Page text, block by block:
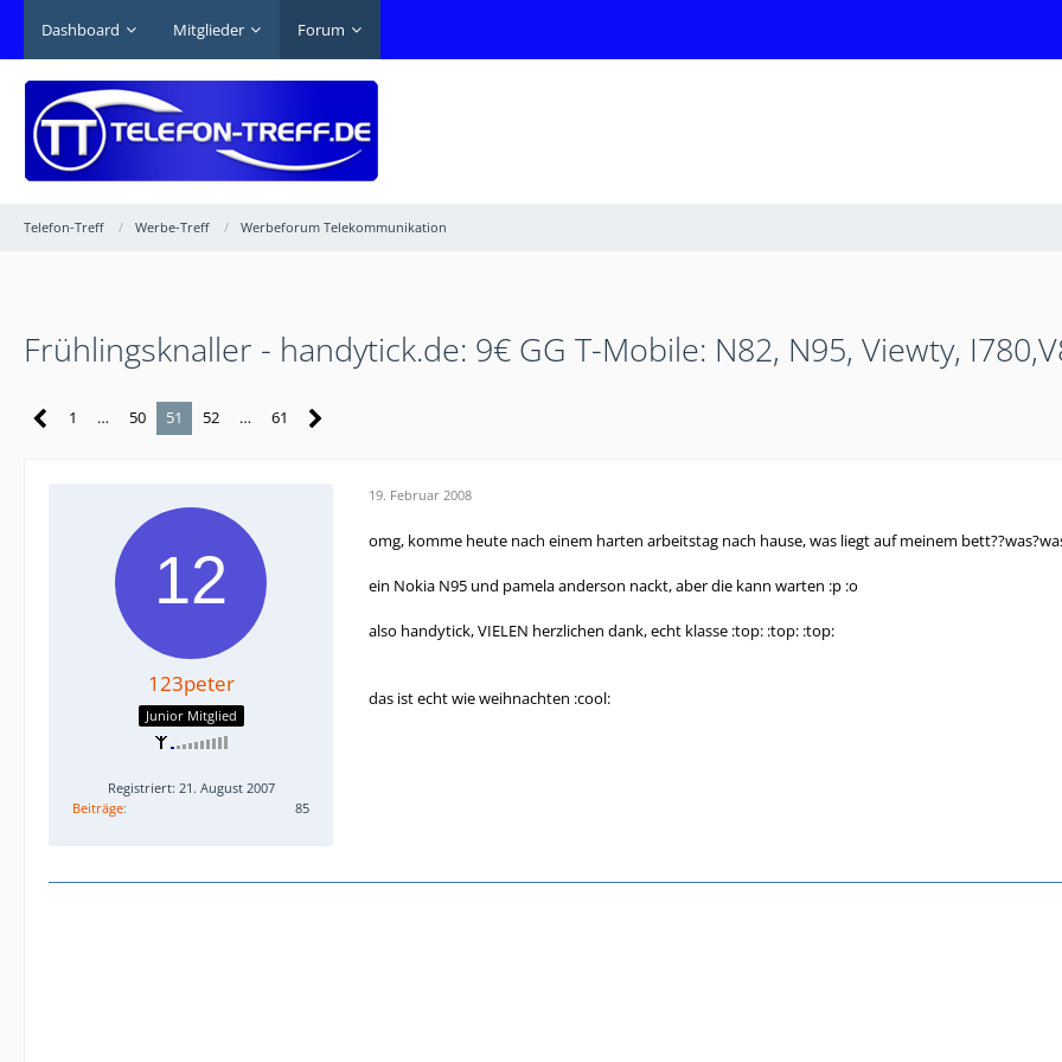
Dashboard Mitglieder Forum
Telefon-Treff Werbe-Treff Werbeforum Telekommunikation
Frühlingsknaller - handytick.de: 9€ GG T-Mobile: N82, N95, Viewty,
1 … 50 51 52 … 61
123peter
Junior Mitglied
Registriert: 21. August 2007
Beiträge
85
19. Februar 2008
omg, komme heute nach einem harten arbeitstag nach hause, was liegt auf meinem
ein Nokia N95 und pamela anderson nackt, aber die kann warten :p :o
also handytick, VIELEN herzlichen dank, echt klasse :top: :top: :top:
das ist echt wie weihnachten :cool: